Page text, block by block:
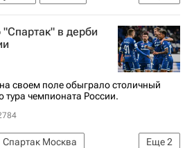
Лечи Садулаев
России по футболу)
в дерби
своем поле обыграло столичный
тура чемпионата России.
Еще2
Спартак Москва